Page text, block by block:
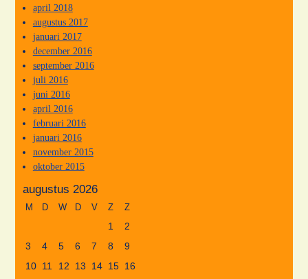
april 2018
augustus 2017
januari 2017
december 2016
september 2016
juli 2016
juni 2016
april 2016
februari 2016
januari 2016
november 2015
oktober 2015
augustus 2026
M D W D V Z Z
1
2
3
4 5 6 7 8
9
10 11 12 13 14 15 16